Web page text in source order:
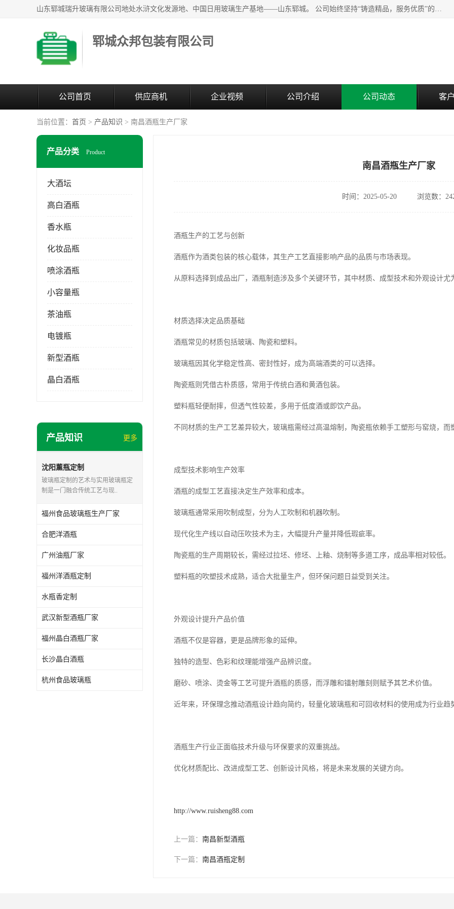
山东郓城瑞升玻璃有限公司地处水浒文化发源地、中国日用玻璃生产基地——山东郓城。 公司始终坚持“铸造精品，服务优质”的经营理念，斥资8000多万元引进国内先进的水晶料手工瓶生产线6条，晶白料8S机生产线8条，并引进人工挑料生产异型瓶和水晶玻璃瓶盖生产线。
郓城众邦包装有限公司
公司首页 供应商机 企业视频 公司介绍 公司动态 客
当前位置： 首页 > 产品知识 > 南昌酒瓶生产厂家
产品分类 Product
大酒坛
高白酒瓶
香水瓶
化妆品瓶
喷涂酒瓶
小容量瓶
茶油瓶
电镀瓶
新型酒瓶
晶白酒瓶
产品知识 更多
沈阳薰瓶定制
玻璃瓶定制的艺术与实用玻璃瓶定
制是一门融合传统工艺与现..
福州食品玻璃瓶生产厂家
合肥洋酒瓶
广州油瓶厂家
福州洋酒瓶定制
水瓶香定制
武汉新型酒瓶厂家
福州晶白酒瓶厂家
长沙晶白酒瓶
杭州食品玻璃瓶
南昌酒瓶生产厂家
时间：2025-05-20 浏览数：
酒瓶生产的工艺与创新
酒瓶作为酒类包装的核心载体，其生产工艺直接影响产品的品质与市场表现。
从原料选择到成品出厂，酒瓶制造涉及多个关键环节，其中材质、成型技术和外观设计尤
材质选择决定品质基础
酒瓶常见的材质包括玻璃、陶瓷和塑料。
玻璃瓶因其化学稳定性高、密封性好，成为高端酒类的可以选择。
陶瓷瓶则凭借古朴质感，常用于传统白酒和黄酒包装。
塑料瓶轻便耐摔，但透气性较差，多用于低度酒或即饮产品。
不同材质的生产工艺差异较大，玻璃瓶需经过高温熔制，陶瓷瓶依赖手工塑形与窑烧，
成型技术影响生产效率
酒瓶的成型工艺直接决定生产效率和成本。
玻璃瓶通常采用吹制成型，分为人工吹制和机器吹制。
现代化生产线以自动压吹技术为主，大幅提升产量并降低瑕疵率。
陶瓷瓶的生产周期较长，需经过拉坯、修坯、上釉、烧制等多道工序，成品率相对较低。
塑料瓶的吹塑技术成熟，适合大批量生产，但环保问题日益受到关注。
外观设计提升产品价值
酒瓶不仅是容器，更是品牌形象的延伸。
独特的造型、色彩和纹理能增强产品辨识度。
磨砂、喷涂、烫金等工艺可提升酒瓶的质感，而浮雕和镭射雕刻则赋予其艺术价值。
近年来，环保理念推动酒瓶设计趋向简约，轻量化玻璃瓶和可回收材料的使用成为行业趋
酒瓶生产行业正面临技术升级与环保要求的双重挑战。
优化材质配比、改进成型工艺、创新设计风格，将是未来发展的关键方向。
http://www.ruisheng88.com
上一篇： 南昌新型酒瓶
下一篇： 南昌酒瓶定制